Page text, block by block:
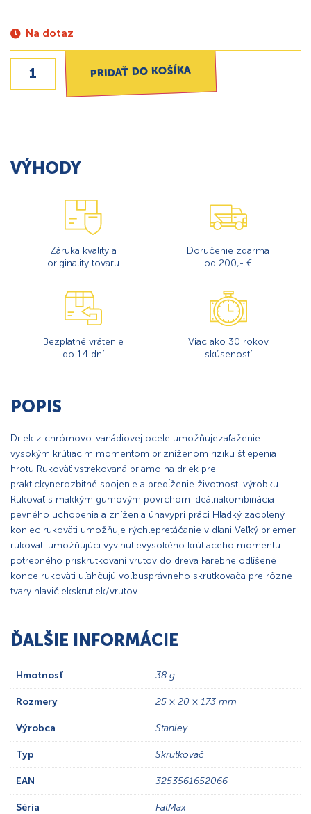
Na dotaz
PRIDAŤ DO KOŠÍKA
VÝHODY
Záruka kvality a
originality tovaru
Doručenie zdarma
od 200,- €
Bezplatné vrátenie
do 14 dní
Viac ako 30 rokov
skúseností
POPIS
Driek z chrómovo-vanádiovej ocele umožňujezaťaženie
vysokým krútiacim momentom prizníženom riziku štiepenia
hrotu Rukoväť vstrekovaná priamo na driek pre
praktickynerozbitné spojenie a predĺženie životnosti výrobku
Rukoväť s mäkkým gumovým povrchom ideálnakombinácia
pevného uchopenia a zníženia únavypri práci Hladký zaoblený
koniec rukoväti umožňuje rýchlepretáčanie v dlani Veľký priemer
rukoväti umožňujúci vyvinutievysokého krútiaceho momentu
potrebného priskrutkovaní vrutov do dreva Farebne odlíšené
konce rukoväti uľahčujú voľbusprávneho skrutkovača pre rôzne
tvary hlavičiekskrutiek/vrutov
ĎALŠIE INFORMÁCIE
Hmotnosť 38 g
Rozmery 25 × 20 × 173 mm
Výrobca Stanley
Typ Skrutkovač
EAN 3253561652066
Séria FatMax